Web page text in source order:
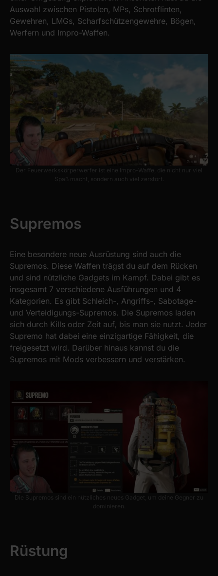
Auswahl zwischen Pistolen, MPs, Schrotflinten,
Gewehren, LMGs, Scharfschützengewehre, Bögen,
Werfern und Impro-Waffen.
Der Feuerwerkskörperwerfer ist eine Impro-Waffe, die nicht nur viel
Spaß macht, sondern auch viel zerstört.
Supremos
Eine besondere neue Ausrüstung sind auch die
Supremos. Diese Waffen trägst du auf dem Rücken
und sind nützliche Gadgets im Kampf. Dabei gibt es
insgesamt 7 verschiedene Ausführungen und 4
Kategorien. Es gibt Schleich-, Angriffs-, Sabotage-
und Verteidigungs-Supremos. Die Supremos laden
sich durch Kills oder Zeit auf, bis man sie nutzt. Jeder
Supremo hat dabei eine einzigartige Fähigkeit, die
freigesetzt wird. Darüber hinaus kannst du die
Supremos mit Mods verbessern und verstärken.
Die Supremos sind ein nützliches neues Gadget, um deine Gegner zu
dominieren.
Rüstung